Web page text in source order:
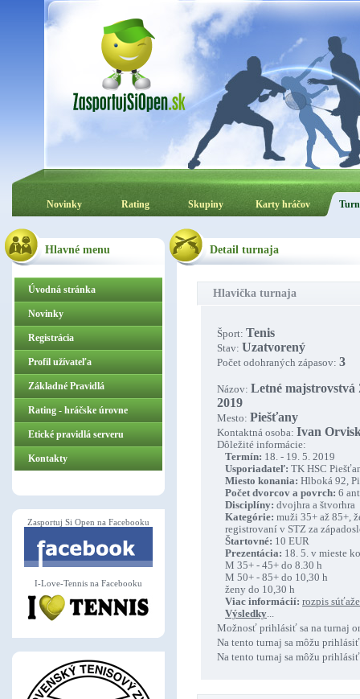
Novinky Rating Skupiny Karty hráčov
Hlavné menu
Úvodná stránka
Novinky
Registrácia
Profil užívateľa
Základné Pravidlá
ZasportujSiOpen.sk
Rating - hráčske úrovne
Etické pravidlá serveru
Kontakty
Zasportuj Si Open na Facebooku
I-Love-Tennis na Facebooku
Detail turnaja
Hlavička turnaja
Šport: Tenis
Stav: Uzatvorený
Počet odohraných zápasov: 3
Názov: Letné majstrovstvá
2019
Mesto: Piešťany
Kontaktná osoba: Ivan
Dôležité informácie:
Termín: 18. - 19. 5. 2019
Usporiadateľ: TK HSC
Miesto konania: Hlboká 92,
Počet dvorcov a povrch: 6
Disciplí­ny: dvojhra a štvorhra
Kategórie: muži 35+ až 85+,
registrovaní­ v STZ za
Štartovné: 10 EUR
Prezentácia: 18. 5. v mieste
M 35+ - 45+ do 8.30 h
M 50+ - 85+ do 10,30 h
ženy do 10,30 h
Viac informácií­: rozpis súťaže
Výsledky...
Možnosť prihlásiť sa na turnaj
Na tento turnaj sa môžu
Na tento turnaj sa môžu